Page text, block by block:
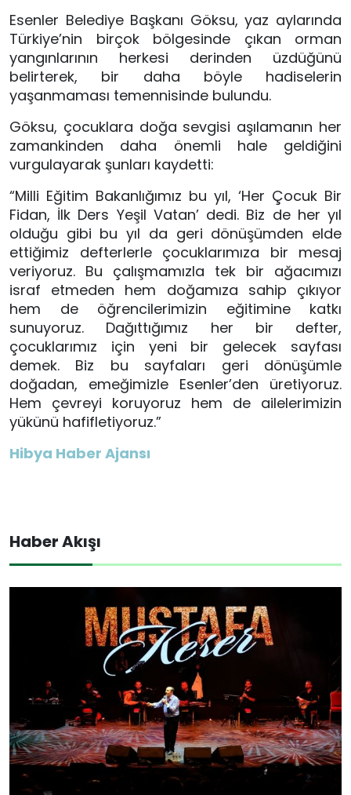
Esenler Belediye Başkanı Göksu, yaz aylarında
Türkiye’nin birçok bölgesinde çıkan orman
yangınlarının herkesi derinden üzdüğünü
belirterek, bir daha böyle hadiselerin
yaşanmaması temennisinde bulundu.
Göksu, çocuklara doğa sevgisi aşılamanın her
zamankinden daha önemli hale geldiğini
vurgulayarak şunları kaydetti:
“Milli Eğitim Bakanlığımız bu yıl, ‘Her Çocuk Bir
Fidan, İlk Ders Yeşil Vatan’ dedi. Biz de her yıl
olduğu gibi bu yıl da geri dönüşümden elde
ettiğimiz defterlerle çocuklarımıza bir mesaj
veriyoruz. Bu çalışmamızla tek bir ağacımızı
israf etmeden hem doğamıza sahip çıkıyor
hem de öğrencilerimizin eğitimine katkı
sunuyoruz. Dağıttığımız her bir defter,
çocuklarımız için yeni bir gelecek sayfası
demek. Biz bu sayfaları geri dönüşümle
doğadan, emeğimizle Esenler’den üretiyoruz.
Hem çevreyi koruyoruz hem de ailelerimizin
yükünü hafifletiyoruz.”
Hibya Haber Ajansı
Haber Akışı